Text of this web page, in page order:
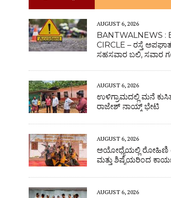
AUGUST 6, 2026
BANTWALNEWS :
CIRCLE – ರಸ್ತೆ
ಸಹಸವಾರ ಬಲಿ, ಸವಾರ
AUGUST 6, 2026
ಉಳಿಗ್ರಾಮದಲ್ಲಿ ಮನೆ
ರಾಜೇಶ್ ನಾಯ್ಕ್ ಭೇಟಿ
AUGUST 6, 2026
ಅಯೋಧ್ಯೆಯಲ್ಲಿ
ಮತ್ತು ಶಿಷ್ಯೆಯರಿಂದ
AUGUST 6, 2026